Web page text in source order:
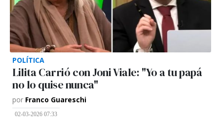
POLÍTICA
Lilita Carrió con Joni Viale: "Yo a tu papá
no lo quise nunca"
por Franco Guareschi
02-03-2026 07:33